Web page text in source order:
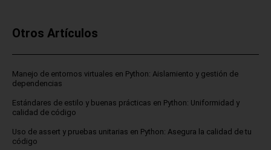
Otros Artículos
Manejo de entornos virtuales en Python: Aislamiento y gestión de
dependencias
Estándares de estilo y buenas prácticas en Python: Uniformidad y
calidad de código
Uso de assert y pruebas unitarias en Python: Asegura la calidad de tu
código